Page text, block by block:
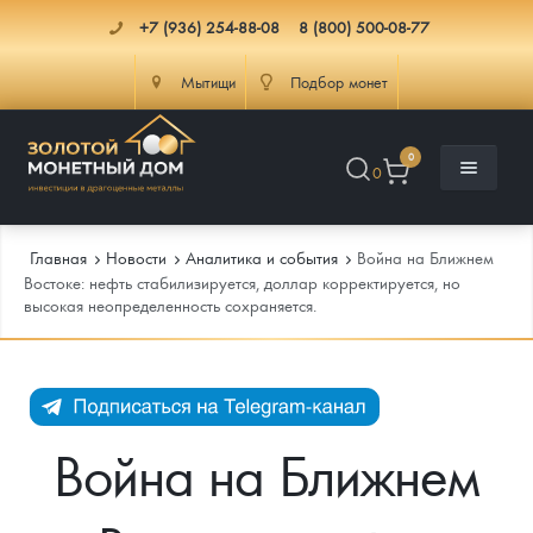
+7 (936) 254-88-08 8 (800) 500-08-77
Мытищи Подбор монет
0
0
Каталог
Каталог Монет
Монеты Россия и СССР
Памятные и старинные монеты
Инфо
Подлинность монет
Услуги
Главная Новости Аналитика и события
Война на Ближнем
Востоке: нефть стабилизируется, доллар корректируется, но
высокая неопределенность сохраняется.
Война на Ближнем